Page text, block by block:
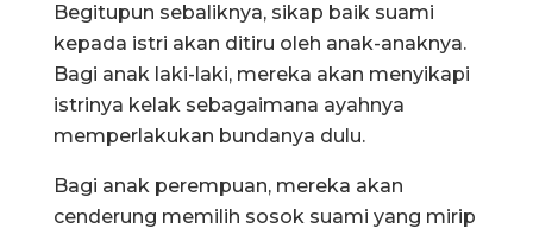
Begitupun sebaliknya, sikap baik suami
kepada istri akan ditiru oleh anak-anaknya.
Bagi anak laki-laki, mereka akan menyikapi
istrinya kelak sebagaimana ayahnya
memperlakukan bundanya dulu.
Bagi anak perempuan, mereka akan
cenderung memilih sosok suami yang mirip